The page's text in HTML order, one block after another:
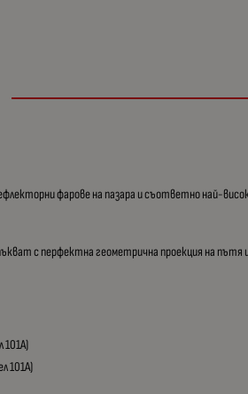
фарове на пазара и съответно най-
с перфектна геометрична проекция на пътя
101A)